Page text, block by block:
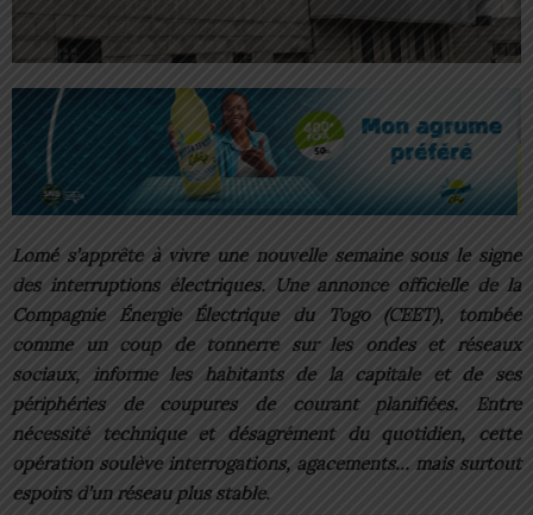
Lomé s’apprête à vivre une nouvelle semaine sous le signe
des interruptions électriques. Une annonce officielle de la
Compagnie Énergie Électrique du Togo (CEET), tombée
comme un coup de tonnerre sur les ondes et réseaux
sociaux, informe les habitants de la capitale et de ses
périphéries de coupures de courant planifiées. Entre
nécessité technique et désagrément du quotidien, cette
opération soulève interrogations, agacements… mais surtout
espoirs d’un réseau plus stable.